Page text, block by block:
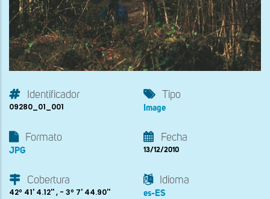
Identificador
09280_01_001
Tipo
Image
Formato
JPG
Fecha
13/12/2010
Cobertura
42º 41' 4.12'' , - 3º 7' 44.90''
Idioma
es-ES